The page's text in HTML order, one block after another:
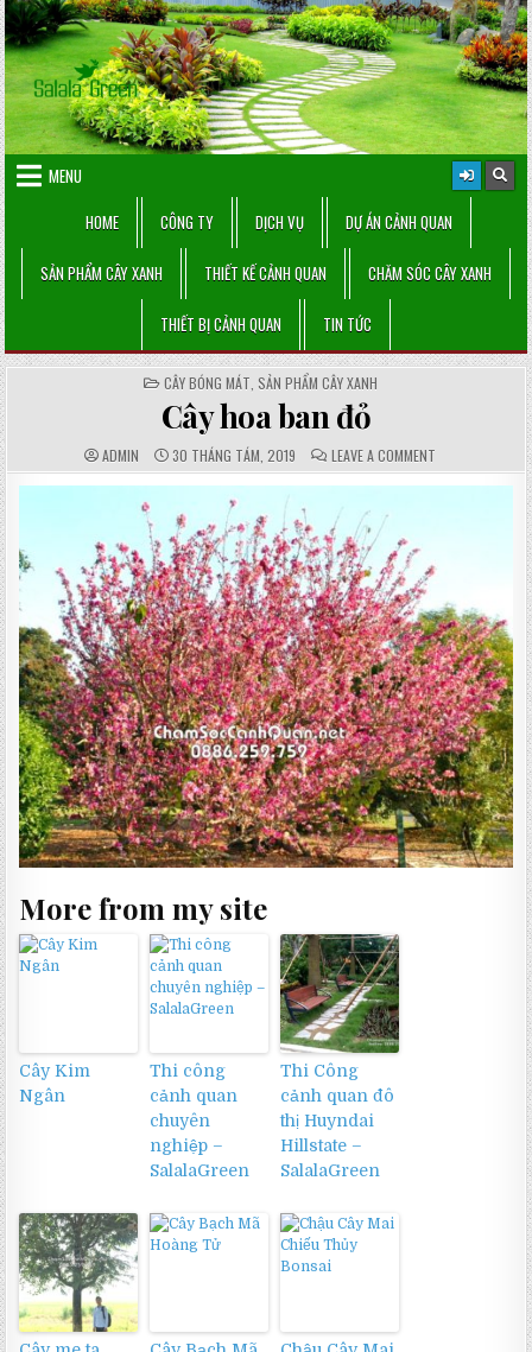
Skip
to
content
MENU
HOME
CÔNG TY DỊCH VỤ DỰ ÁN CẢNH QUAN
SẢN PHẨM CÂY XANH THIẾT KẾ CẢNH QUAN CHĂM SÓC CÂY XANH
THIẾT BỊ CẢNH QUAN TIN TỨC
POSTED
IN
CÂY BÓNG MÁT SẢN PHẨM CÂY XANH
Cây hoa ban đỏ
AUTHOR:
ADMIN PUBLISHED
DATE:
30 THÁNG TÁM, 2019 COMMENTS:
LEAVE A COMMENT
CÂY
HOA
More from my site
Cây Kim
Ngân
Thi công
cảnh quan
chuyên
nghiệp –
SalalaGreen
Thi Công
cảnh quan đô
thị Huyndai
Hillstate –
SalalaGreen